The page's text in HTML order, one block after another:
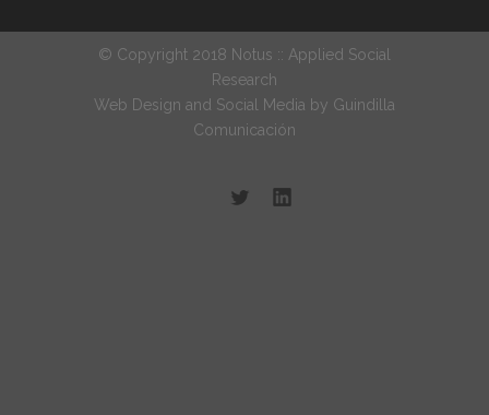
© Copyright 2018 Notus :: Applied Social
Research
Web Design and Social Media by Guindilla
Comunicación